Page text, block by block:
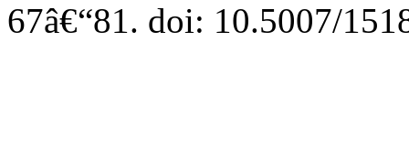
67â€“81. doi: 10.5007/